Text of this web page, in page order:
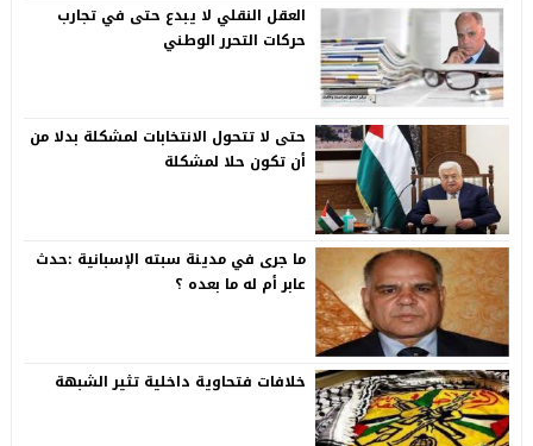
العقل النقلي لا يبدع حتى في تجارب
حركات التحرر الوطني
حتى لا تتحول الانتخابات لمشكلة بدلا من
أن تكون حلا لمشكلة
ما جرى في مدينة سبته الإسبانية :حدث
عابر أم له ما بعده ؟
خلافات فتحاوية داخلية تثير الشبهة